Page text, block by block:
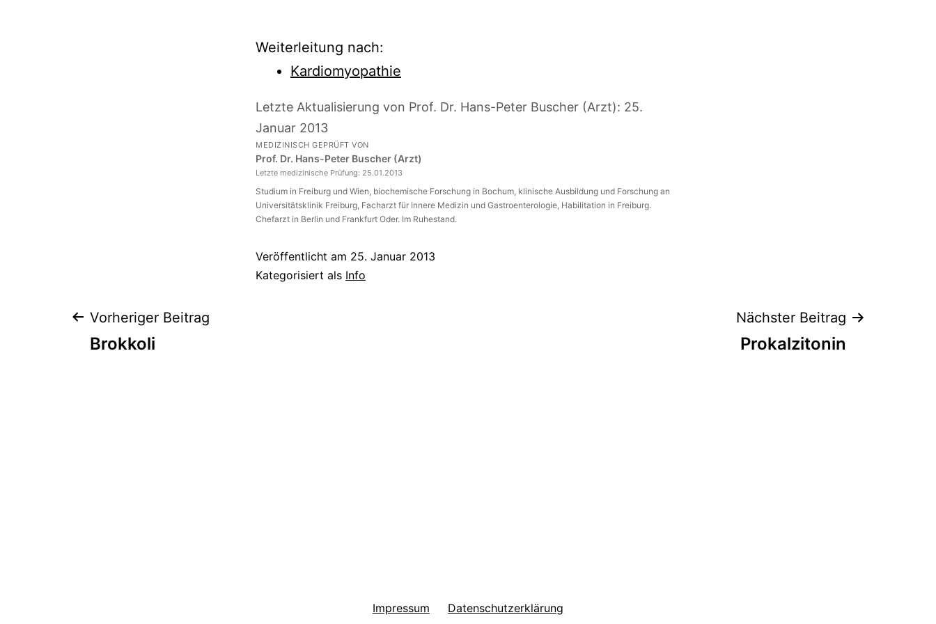
Weiterleitung nach:
Kardiomyopathie
Letzte Aktualisierung von Prof. Dr. Hans-Peter Buscher (Arzt): 25.
Januar 2013
MEDIZINISCH GEPRÜFT VON
Prof. Dr. Hans-Peter Buscher (Arzt)
Letzte medizinische Prüfung: 25.01.2013
Studium in Freiburg und Wien, biochemische Forschung in Bochum, klinische Ausbildung und Forschung an
Universitätsklinik Freiburg, Facharzt für Innere Medizin und Gastroenterologie, Habilitation in Freiburg.
Chefarzt in Berlin und Frankfurt Oder. Im Ruhestand.
Veröffentlicht am 25. Januar 2013
Kategorisiert als Info
Beitragsnavigation
Vorheriger Beitrag
Brokkoli
Nächster Beitrag
Prokalzitonin
Impressum Datenschutzerklärung